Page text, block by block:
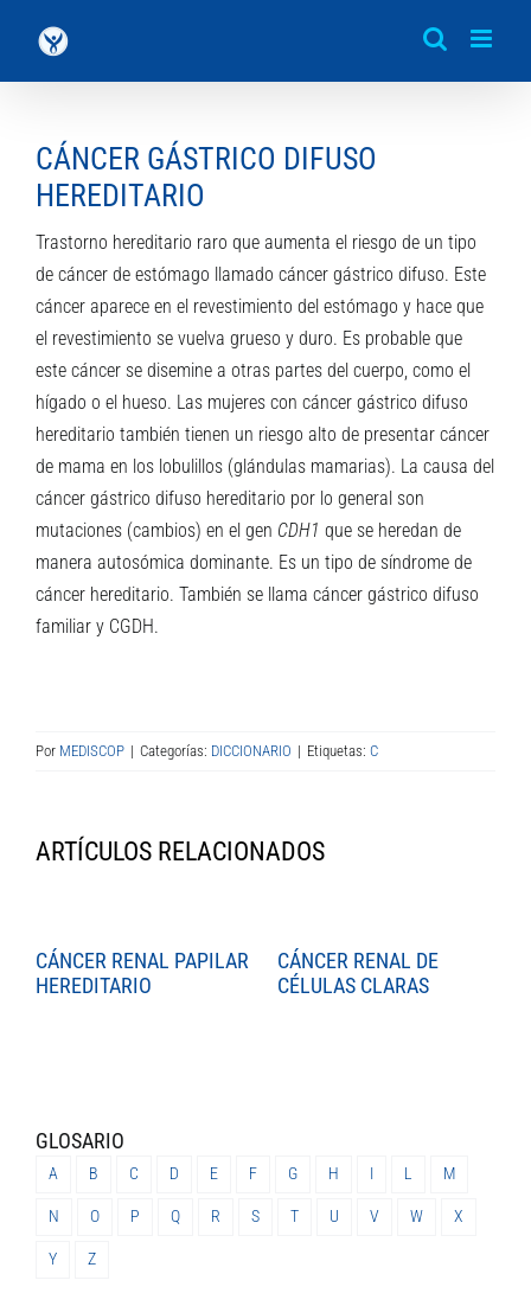
contenido
CÁNCER GÁSTRICO DIFUSO
HEREDITARIO
Trastorno hereditario raro que aumenta el riesgo de un tipo
de cáncer de estómago llamado cáncer gástrico difuso. Este
cáncer aparece en el revestimiento del estómago y hace que
el revestimiento se vuelva grueso y duro. Es probable que
este cáncer se disemine a otras partes del cuerpo, como el
hígado o el hueso. Las mujeres con cáncer gástrico difuso
hereditario también tienen un riesgo alto de presentar cáncer
de mama en los lobulillos (glándulas mamarias). La causa del
cáncer gástrico difuso hereditario por lo general son
mutaciones (cambios) en el gen CDH1 que se heredan de
manera autosómica dominante. Es un tipo de síndrome de
cáncer hereditario. También se llama cáncer gástrico difuso
familiar y CGDH.
Por MEDISCOP | Categorías: DICCIONARIO | Etiquetas: C
ARTÍCULOS RELACIONADOS
CÁNCER RENAL PAPILAR
HEREDITARIO
CÁNCER RENAL DE
CÉLULAS CLARAS
GLOSARIO
A B C D E F G H I L M
N O P Q R S T U V W X
Y Z